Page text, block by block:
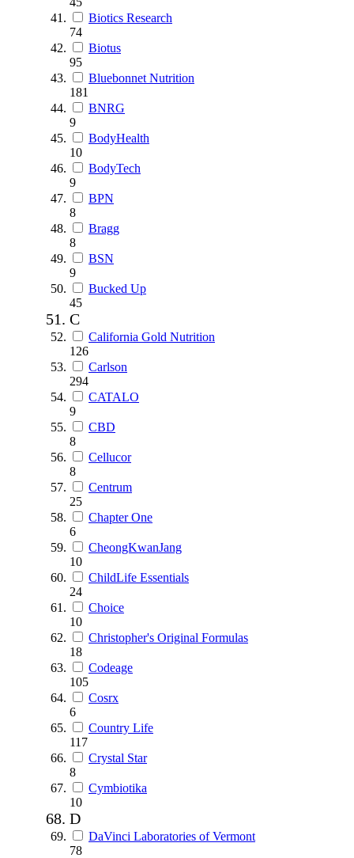
Biotics Research
74
Biotus
95
Bluebonnet Nutrition
181
BNRG
9
BodyHealth
10
BodyTech
9
BPN
8
Bragg
8
BSN
9
Bucked Up
45
C
California Gold Nutrition
126
Carlson
294
CATALO
9
CBD
8
Cellucor
8
Centrum
25
Chapter One
6
CheongKwanJang
10
ChildLife Essentials
24
Choice
10
Christopher's Original Formulas
18
Codeage
105
Cosrx
6
Country Life
117
Crystal Star
8
Cymbiotika
10
D
DaVinci Laboratories of Vermont
78